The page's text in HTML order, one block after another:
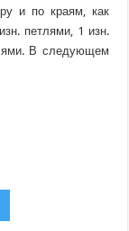
и по краям, как
петлями, 1 изн.
В следующем